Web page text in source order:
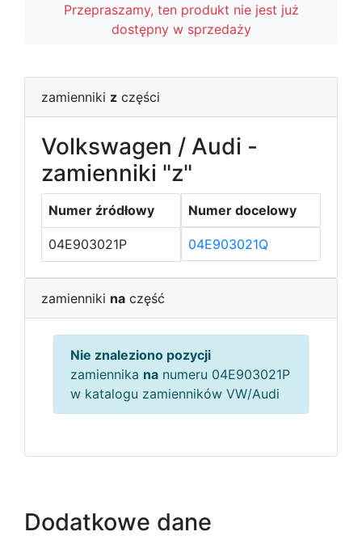
Przepraszamy, ten produkt nie jest już
dostępny w sprzedaży
zamienniki z części
Volkswagen / Audi -
zamienniki "z"
Numer źródłowy Numer docelowy
04E903021P 04E903021Q
zamienniki na część
Nie znaleziono pozycji
zamiennika na numeru 04E903021P
w katalogu zamienników VW/Audi
Dodatkowe dane